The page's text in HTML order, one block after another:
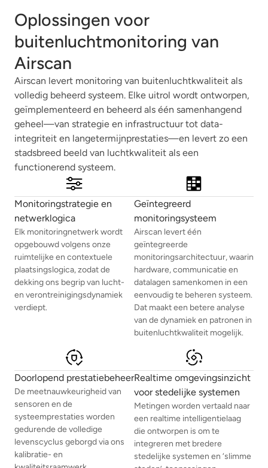
Oplossingen voor
buitenluchtmonitoring van
Airscan
Airscan levert monitoring van buitenluchtkwaliteit als
volledig beheerd systeem. Elke uitrol wordt ontworpen,
geïmplementeerd en beheerd als één samenhangend
geheel—van strategie en infrastructuur tot data-
integriteit en langetermijnprestaties—en levert zo een
stadsbreed beeld van luchtkwaliteit als een
functionerend systeem.
Monitoringstrategie en
netwerklogica
Elk monitoringnetwerk wordt
opgebouwd volgens onze
ruimtelijke en contextuele
plaatsingslogica, zodat de
dekking ons begrip van lucht-
en verontreinigingsdynamiek
verdiept.
Geïntegreerd
monitoringsysteem
Airscan levert één
geïntegreerde
monitoringsarchitectuur, waarin
hardware, communicatie en
datalagen samenkomen in een
eenvoudig te beheren systeem.
Dat maakt een betere analyse
van de dynamiek en patronen in
buitenluchtkwaliteit mogelijk.
Doorlopend prestatiebeheer
De meetnauwkeurigheid van
sensoren en de
systeemprestaties worden
gedurende de volledige
levenscyclus geborgd via ons
kalibratie- en
Realtime omgevingsinzicht
voor stedelijke systemen
Metingen worden vertaald naar
een realtime intelligentielaag
die ontworpen is om te
integreren met bredere
stedelijke systemen en ‘slimme